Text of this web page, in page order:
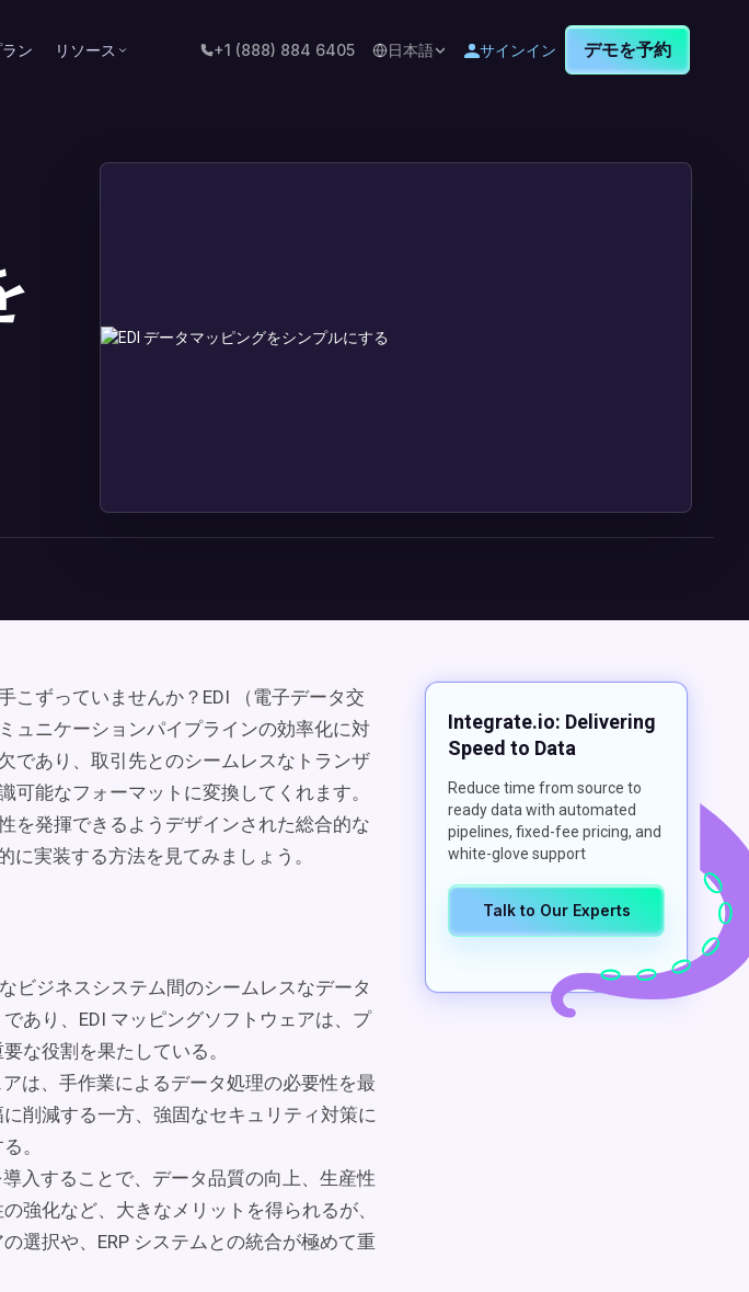
ン リソース +1 (888) 884 6405 日本語 サインイン デモを予約
こずっていませんか？EDI （電子データ交
ュニケーションパイプラインの効率化に対
であり、取引先とのシームレスなトランザ
可能なフォーマットに変換してくれます。
を発揮できるようデザインされた総合的な
に実装する方法を見てみましょう。
ビジネスシステム間のシームレスなデータ
あり、EDI マッピングソフトウェアは、プ
な役割を果たしている。
は、手作業によるデータ処理の必要性を最
削減する一方、強固なセキュリティ対策に
。
入することで、データ品質の向上、生産性
強化など、大きなメリットを得られるが、
選択や、ERP システムとの統合が極めて重
Integrate.io: Delivering
Speed to Data
Reduce time from source to
ready data with automated
pipelines, fixed-fee pricing, and
white-glove support
Talk to Our Experts